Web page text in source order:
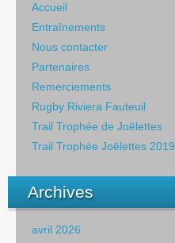
Accueil
Entraînements
Nous contacter
Partenaires
Remerciements
Rugby Riviera Fauteuil
Trail Trophée de Joëlettes
Trail Trophée Joëlettes 2019
Archives
avril 2026